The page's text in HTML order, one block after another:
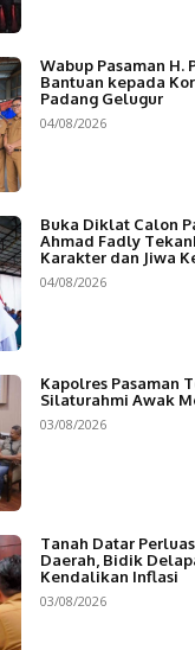
Wabup Pasaman H.
Bantuan kepada
Padang Gelugur
04/08/2026
Buka Diklat Calon
Ahmad Fadly
Karakter dan Jiwa
04/08/2026
Kapolres Pasaman
Silaturahmi Awak
03/08/2026
Tanah Datar
Daerah, Bidik
Kendalikan Inflasi
03/08/2026